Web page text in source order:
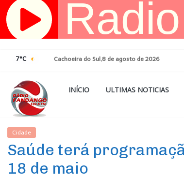
Pular
para
7°C Cachoeira do Sul,8 de agosto de 2026
INÍCIO ULTIMAS NOTICIAS
Cidade
Saúde terá
18 de maio